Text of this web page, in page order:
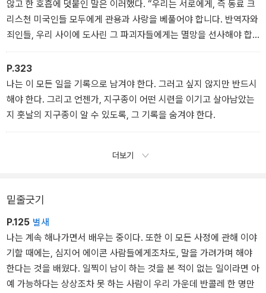
않고 한 호흡에 덧붙인 말은 이러했다. “우리는 서로에게, 즉 동료 크
리스천 미국인들 모두에게 관용과 사랑을 베풀어야 합니다. 반역자와
죄인들, 우리 사이에 도사린 그 파괴자들에게는 멸망을 선사해야 합
니다.”
P.323
나는 이 모든 일을 기록으로 남겨야 한다. 그러고 싶지 않지만 반드시
해야 한다. 그리고 언젠가, 지구종이 어떤 시련을 이기고 살아남았는
지 훗날의 지구종이 알 수 있도록, 그 기록을 숨겨야 한다.
더보기
밑줄긋기
P.125 벌새
나는 계속 해나가면서 배우는 중이다. 또한 이 모든 사정에 관해 이야
기할 때에는, 심지어 에이콘 사람들에게조차도, 말을 가려가며 해야
한다는 것을 배웠다. 일찍이 남이 하는 것을 본 적이 없는 일이라면 아
예 가능하다는 상상조차 못 하는 사람이 우리 가운데 반콜레 한 명만